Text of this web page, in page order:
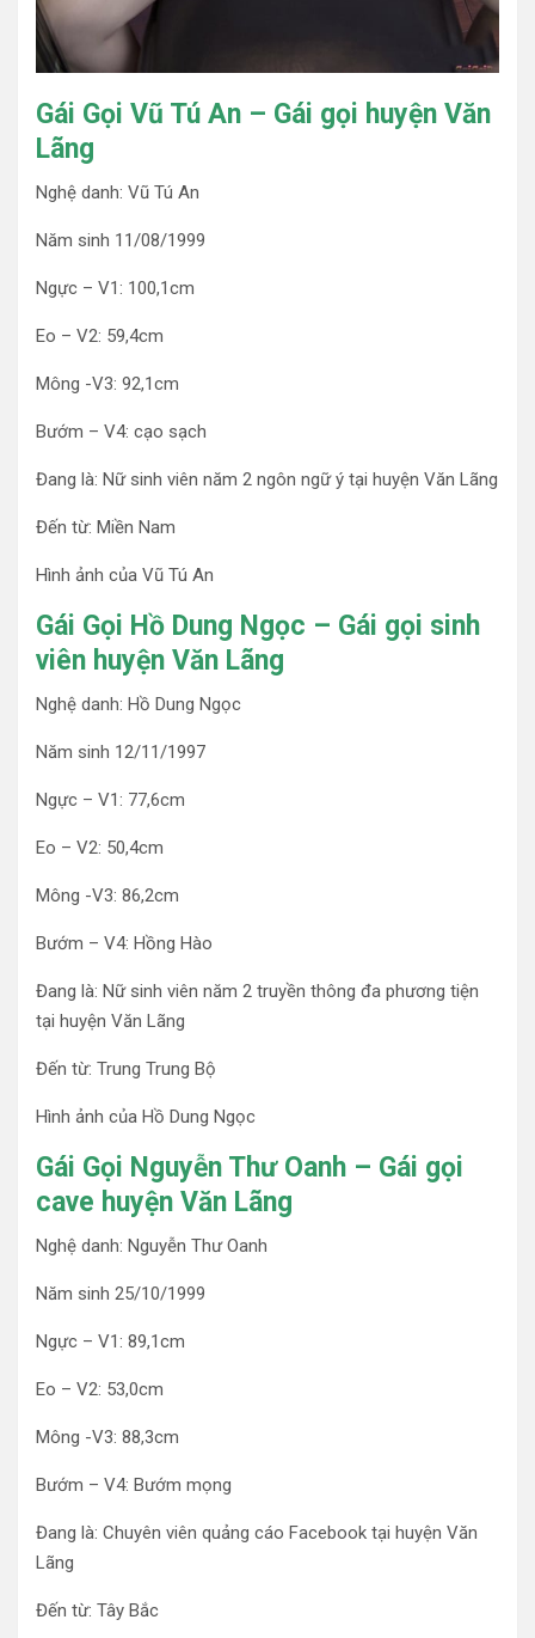
Gái Gọi Vũ Tú An – Gái gọi huyện Văn
Lãng
Nghệ danh: Vũ Tú An
Năm sinh 11/08/1999
Ngực – V1: 100,1cm
Eo – V2: 59,4cm
Mông -V3: 92,1cm
Bướm – V4: cạo sạch
Đang là: Nữ sinh viên năm 2 ngôn ngữ ý tại huyện Văn Lãng
Đến từ: Miền Nam
Hình ảnh của Vũ Tú An
Gái Gọi Hồ Dung Ngọc – Gái gọi sinh
viên huyện Văn Lãng
Nghệ danh: Hồ Dung Ngọc
Năm sinh 12/11/1997
Ngực – V1: 77,6cm
Eo – V2: 50,4cm
Mông -V3: 86,2cm
Bướm – V4: Hồng Hào
Đang là: Nữ sinh viên năm 2 truyền thông đa phương tiện
tại huyện Văn Lãng
Đến từ: Trung Trung Bộ
Hình ảnh của Hồ Dung Ngọc
Gái Gọi Nguyễn Thư Oanh – Gái gọi
cave huyện Văn Lãng
Nghệ danh: Nguyễn Thư Oanh
Năm sinh 25/10/1999
Ngực – V1: 89,1cm
Eo – V2: 53,0cm
Mông -V3: 88,3cm
Bướm – V4: Bướm mọng
Đang là: Chuyên viên quảng cáo Facebook tại huyện Văn
Lãng
Đến từ: Tây Bắc